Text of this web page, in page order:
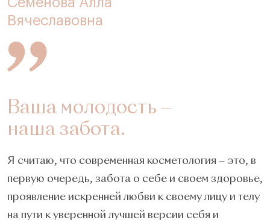
Вячеславовна
Ваша молодость –
наша забота.
Я считаю, что современная косметология – это, в
первую очередь, забота о себе и своем здоровье,
проявление искренней любви к своему лицу и телу
на пути к уверенной лучшей версии себя и